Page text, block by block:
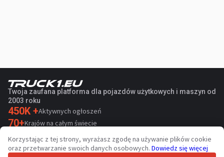
Twoja zaufana platforma dla pojazdów użytkowych i maszyn od
2003 roku
450K +Aktywnych ogłoszeń
70+Krajów na całym świecie
36 Obsługiwanych języków
4.7/5
Korzystając z tej strony, wyrażasz zgodę na używanie plików cookie
oraz przetwarzanie swoich danych osobowych. Dowiedz się więcej